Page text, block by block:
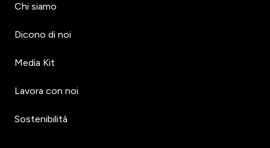
Chi siamo
Dicono di noi
Media Kit
Lavora con noi
Sostenibilità